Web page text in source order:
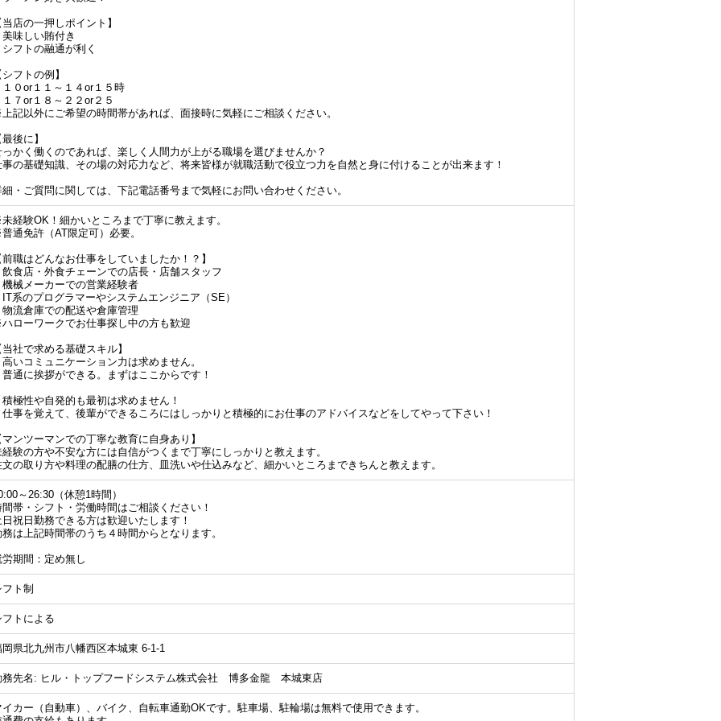
当店の一押しポイント】
美味しい賄付き
シフトの融通が利く
フトの例】
１０or１１～１４or１５時
１７or１８～２２or２５
記以外にご希望の時間帯があれば、面接時に気軽にご相談ください。
後に】
っかく働くのであれば、楽しく人間力が上がる職場を選びませんか？
事の基礎知識、その場の対応力など、将来皆様が就職活動で役立つ力を自然と身に付けることが出来ます！
細・ご質問に関しては、下記電話番号まで気軽にお問い合わせください。
経験OK！細かいところまで丁寧に教えます。
通免許（AT限定可）必要。
前職はどんなお仕事をしていましたか！？】
飲食店・外食チェーンでの店長・店舗スタッフ
機械メーカーでの営業経験者
IT系のプログラマーやシステムエンジニア（SE）
物流倉庫での配送や倉庫管理
ローワークでお仕事探し中の方も歓迎
当社で求める基礎スキル】
高いコミュニケーション力は求めません。
通に挨拶ができる。まずはここからです！
積極性や自発的も最初は求めません！
事を覚えて、後輩ができるころにはしっかりと積極的にお仕事のアドバイスなどをしてやって下さい！
マンツーマンでの丁寧な教育に自身あり】
経験の方や不安な方には自信がつくまで丁寧にしっかりと教えます。
文の取り方や料理の配膳の仕方、皿洗いや仕込みなど、細かいところまできちんと教えます。
～26:30（休憩1時間）
間帯・シフト・労働時間はご相談ください！
日祝日勤務できる方は歓迎いたします！
務は上記時間帯のうち４時間からとなります。
労期間：定め無し
ト制
フトによる
岡県北九州市八幡西区本城東 6-1-1
務先名: ヒル・トップフードシステム株式会社 博多金龍 本城東店
イカー（自動車）、バイク、自転車通勤OKです。駐車場、駐輪場は無料で使用できます。